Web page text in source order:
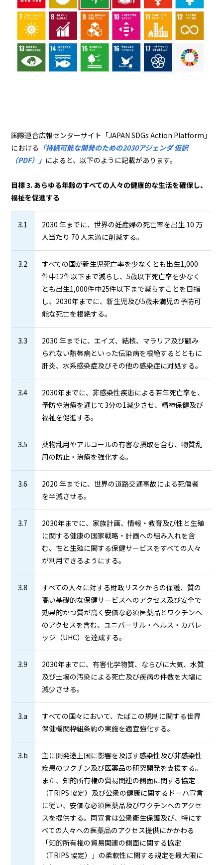
国際連合広報センターサイト「JAPAN SDGs Action Platform」
における 「持続可能な開発のための2030アジェンダ 仮訳
（PDF）」 によると、以下のように記載があります。
目標 3. あらゆる年齢のすべての人々の健康的な生活を確保し、
福祉を促進する
3.1
2030 年までに、世界の妊産婦の死亡率を出生 10 万
人当たり 70 人未満に削減する。
3.2
すべての国が新生児死亡率を少なくとも出生1,000
件中12件以下まで減らし、5歳以下死亡率を少なく
とも出生1,000件中25件以下まで減らすことを目指
し、2030年までに、新生児及び5歳未満児の予防可
能な死亡を根絶する。
3.3
2030 年までに、エイズ、結核、マラリア及び顧み
られない熱帯病といった伝染病を根絶するとともに
肝炎、水系感染症及びその他の感染症に対処する。
3.4
2030年までに、非感染性疾患による若年死亡率を、
予防や治療を通じて3分の1減少させ、精神保健及び
福祉を促進する。
3.5
薬物乱用やアルコールの有害な摂取を含む、物質乱
用の防止・治療を強化する。
3.6
2020 年までに、世界の道路交通事故による死傷者
を半減させる。
3.7
2030年までに、家族計画、情報・教育及び性と生殖
に関する健康の国家戦略・計画への組み入れを含
む、性と生殖に関する保健サービスをすべての人々
が利用できるようにする。
3.8
すべての人々に対する財政リスクからの保護、質の
高い基礎的な保健サービスへのアクセス及び安全で
効果的かつ質が高く安価な必須医薬品とワクチンへ
のアクセスを含む、ユニバーサル・ヘルス・カバレ
ッジ（UHC）を達成する。
3.9
2030年までに、有害化学物質、ならびに大気、水質
及び土壌の汚染による死亡及び疾病の件数を大幅に
減少させる。
3.a
すべての国々において、たばこの規制に関する世界
保健機関枠組条約の実施を適宜強化する。
3.b
主に開発途上国に影響を及ぼす感染性及び非感染性
疾患のワクチン及び医薬品の研究開発を支援する。
また、知的所有権の貿易関連の側面に関する協定
（TRIPS 協定）及び公衆の健康に関するドーハ宣言
に従い、安価な必須医薬品及びワクチンへのアクセ
スを提供する。同宣言は公衆衛生保護及び、特にす
べての人々への医薬品のアクセス提供にかかわる
「知的所有権の貿易関連の側面に関する協定
（TRIPS 協定）」の柔軟性に関する規定を最大限に